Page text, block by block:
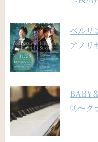
ベルリ
アノリ
BABY
③〜ク